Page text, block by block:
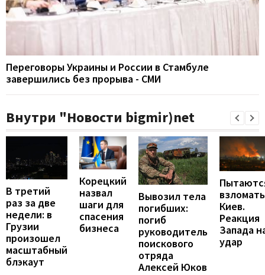
Переговоры Украины и России в Стамбуле
завершились без прорыва - СМИ
Внутри "Новости bigmir)net
В третий
раз за две
недели: в
Грузии
произошел
масштабный
блэкаут
Корецкий
назвал
шаги для
спасения
бизнеса
Вывозил тела
погибших:
погиб
руководитель
поискового
отряда
Алексей Юков
взломать
Киев.
Реакция
Запада
удар